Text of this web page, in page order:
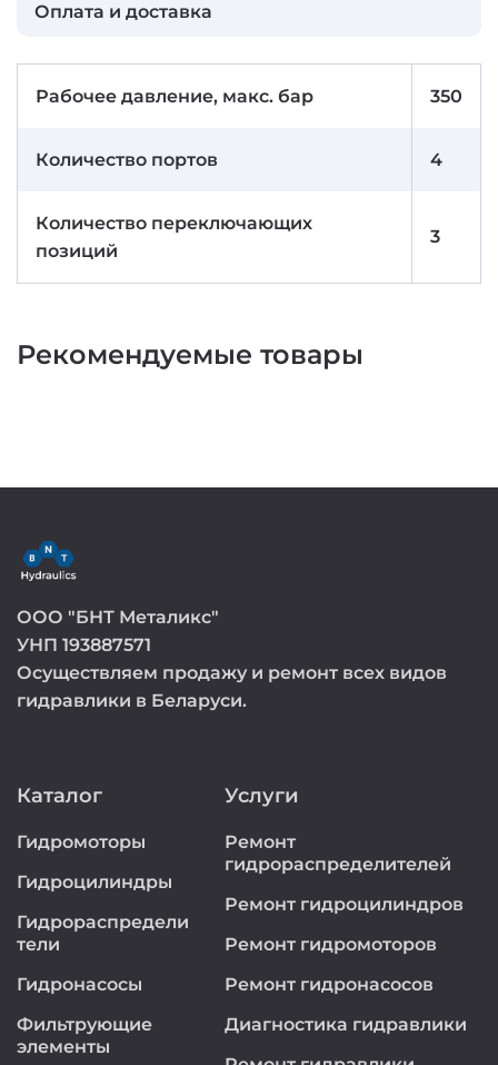
Оплата и доставка
Рабочее давление, макс. бар 350
Количество портов 4
Количество переключающих
позиций
3
Рекомендуемые товары
ООО "БНТ Металикс"
УНП 193887571
Осуществляем продажу и ремонт всех видов
гидравлики в Беларуси.
Каталог
Гидромоторы
Гидроцилиндры
Гидрораспредели
тели
Гидронасосы
Фильтрующие
элементы
Услуги
Ремонт
гидрораспределителей
Ремонт гидроцилиндров
Ремонт гидромоторов
Ремонт гидронасосов
Диагностика гидравлики